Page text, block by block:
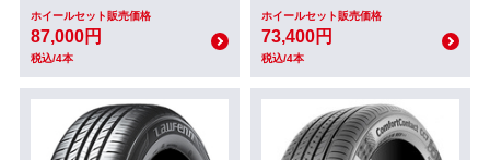
ホイールセット販売価格
87,000円
税込/4本
ホイールセット販売価格
73,400円
税込/4本